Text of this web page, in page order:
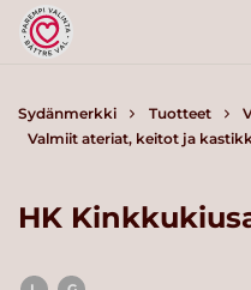
Sydänmerkki Tuotteet
Valmiit ateriat, keitot ja
HK